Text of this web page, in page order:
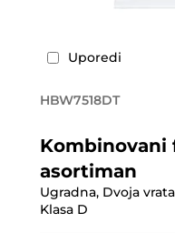
Uporedi
HBW7518DT
Kombinovani
asortiman
Ugradna, Dvoja
Klasa D